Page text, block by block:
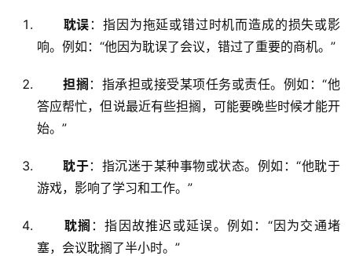
耽误 ：指因为拖延或错过时机而造成的损失或影
响。例如：“他因为耽误了会议，错过了重要的商机。”
担搁 ：指承担或接受某项任务或责任。例如：“他
答应帮忙，但说最近有些担搁，可能要晚些时候才能开
始。”
耽于：指沉迷于某种事物或状态。例如：“他耽于
游戏，影响了学习和工作。”
耽搁 ：指因故推迟或延误。例如：“因为交通堵
塞，会议耽搁了半小时。”